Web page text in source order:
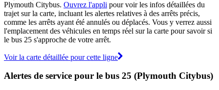
Plymouth Citybus. Ouvrez l'appli pour voir les infos détaillées du
trajet sur la carte, incluant les alertes relatives à des arrêts précis,
comme les arrêts ayant été annulés ou déplacés. Vous y verrez aussi
l'emplacement des véhicules en temps réel sur la carte pour savoir si
le bus 25 s'approche de votre arrêt.
Voir la carte détaillée pour cette ligne
Alertes de service pour le bus 25 (Plymouth Citybus)